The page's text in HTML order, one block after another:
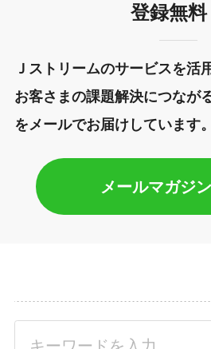
登録無料
Ｊストリームのサービスを活
お客さまの課題解決につなが
をメールでお届けしています。
メールマガジ